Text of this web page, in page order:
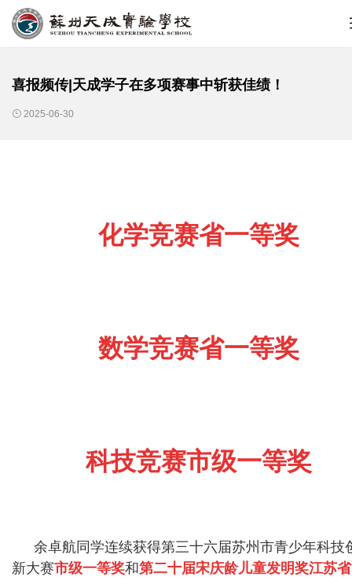
喜报频传|天成学子在多项赛事中斩获佳绩！
2025-06-30
化学竞赛省一等奖
数学竞赛省一等奖
科技竞赛市级一等奖
余卓航同学连续获得第三十六届苏州市青少年科技
新大赛市级一等奖和第二十届宋庆龄儿童发明奖江苏省